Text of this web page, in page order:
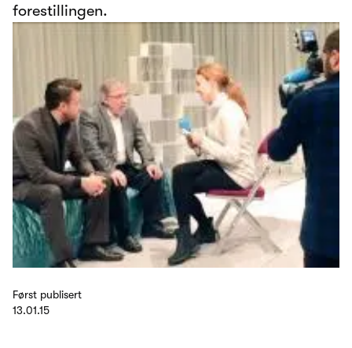
forestillingen.
Først publisert
13.01.15